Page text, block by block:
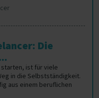
Die
ist für viele
in die Selbstständigkeit.
aus einem beruflichen